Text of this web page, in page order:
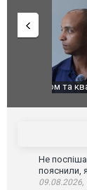
Одесу
Не
пояснили,
09.08.2026,